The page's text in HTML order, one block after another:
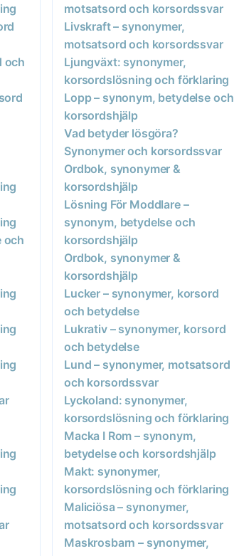
och
och
motsatsord och korsordssvar
Livskraft – synonymer,
motsatsord och korsordssvar
Ljungväxt: synonymer,
korsordslösning och förklaring
Lopp – synonym, betydelse och
korsordshjälp
Vad betyder lösgöra?
Synonymer och korsordssvar
Ordbok, synonymer &
korsordshjälp
Lösning För Moddlare –
synonym, betydelse och
korsordshjälp
Ordbok, synonymer &
korsordshjälp
Lucker – synonymer, korsord
och betydelse
Lukrativ – synonymer, korsord
och betydelse
Lund – synonymer, motsatsord
och korsordssvar
Lyckoland: synonymer,
korsordslösning och förklaring
Macka I Rom – synonym,
betydelse och korsordshjälp
Makt: synonymer,
korsordslösning och förklaring
Maliciösa – synonymer,
motsatsord och korsordssvar
Maskrosbarn – synonymer,